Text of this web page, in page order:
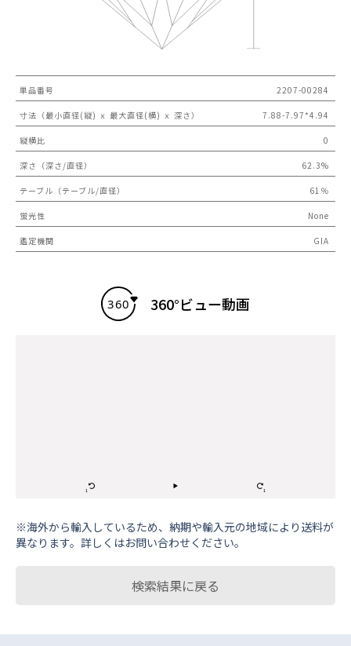
単品番号 2207-00284
寸法（最小直径(縦) ｘ 最大直径(横) ｘ 深さ） 7.88-7.97*4.94
縦横比 0
深さ（深さ/直径） 62.3%
テーブル（テーブル/直径） 61％
蛍光性 None
鑑定機関 GIA
360°ビュー動画
※海外から輸⼊しているため、納期や輸⼊元の地域により送料が
異なります。詳しくはお問い合わせください。
検索結果に戻る